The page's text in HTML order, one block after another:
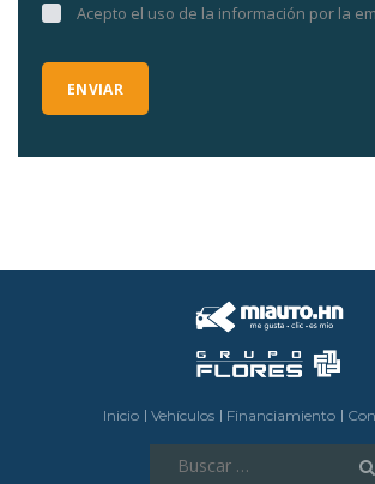
Acepto el uso de la información por la
Inicio Vehículos Financiamiento